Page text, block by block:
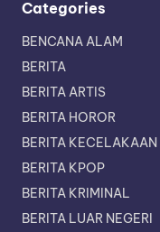
Categories
BENCANA ALAM
BERITA
BERITA ARTIS
BERITA HOROR
BERITA KECELAKAAN
BERITA KPOP
BERITA KRIMINAL
BERITA LUAR NEGERI